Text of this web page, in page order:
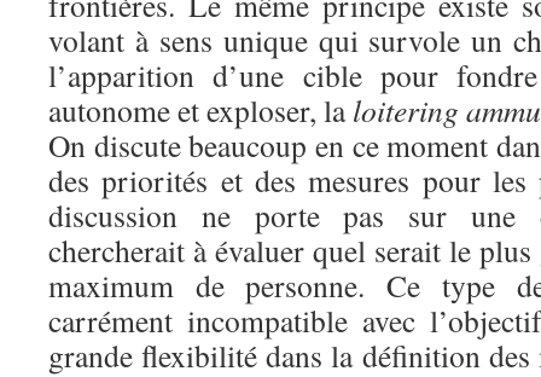
volant à sens unique qui survole un
l’apparition d’une cible pour
autonome et exploser, laloitering
On discute beaucoup en ce moment
des priorités et des mesures pour les
discussion ne porte pas sur une
chercherait à évaluer quel serait le
maximum de personne. Ce type
carrément incompatible avec
grande flexibilité dans la définition des